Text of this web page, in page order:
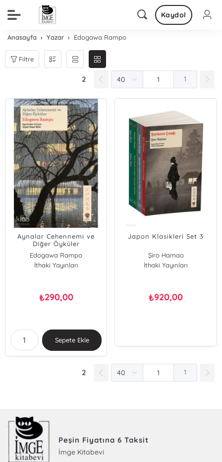
Kaydol
Anasayfa Yazar Edogawa Rampo
Filtre
2 1
Aynalar Cehennemi ve
Diğer Öyküler
Edogawa Rampo
İthaki Yayınları
₺290,00
Sepete Ekle
Japon Klasikleri Set 3
Şiro Hamao
Edogawa Rampo
İthaki Yayınları
₺920,00
2 1
Peşin Fiyatına 6 Taksit
İmge Kitabevi